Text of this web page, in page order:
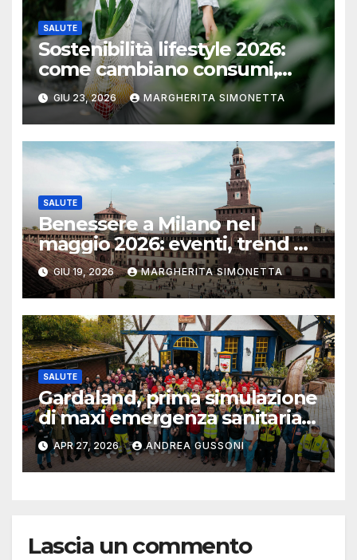
SALUTE
Sostenibilità lifestyle 2026:
come cambiano consumi,
moda e mobilità
GIU 23, 2026 MARGHERITA SIMONETTA
SALUTE
Benessere a Milano nel
maggio 2026: eventi, trend e
nuovi spazi dedicati al
wellness
GIU 19, 2026 MARGHERITA SIMONETTA
SALUTE
Gardaland, prima simulazione
di maxi emergenza sanitaria
con l’Università La Sapienza
APR 27, 2026 ANDREA GUSSONI
Lascia un commento